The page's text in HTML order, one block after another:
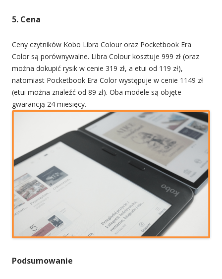
5. Cena
Ceny czytników Kobo Libra Colour oraz Pocketbook Era
Color są porównywalne. Libra Colour kosztuje 999 zł (oraz
można dokupić rysik w cenie 319 zł, a etui od 119 zł),
natomiast Pocketbook Era Color występuje w cenie 1149 zł
(etui można znaleźć od 89 zł). Oba modele są objęte
gwarancją 24 miesięcy.
Podsumowanie